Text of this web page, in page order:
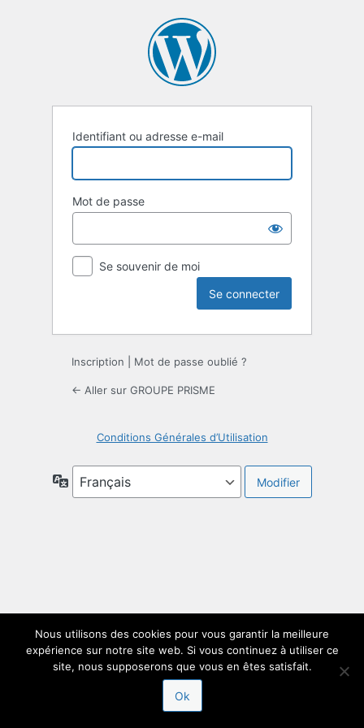
Identifiant ou adresse e-mail
Mot de passe
Se souvenir de moi
Inscription Mot de passe oublié ?
← Aller sur GROUPE PRISME
Conditions Générales d’Utilisation
Langue
Nous utilisons des cookies pour vous garantir la meilleure
expérience sur notre site web. Si vous continuez à utiliser ce
site, nous supposerons que vous en êtes satisfait.
Ok